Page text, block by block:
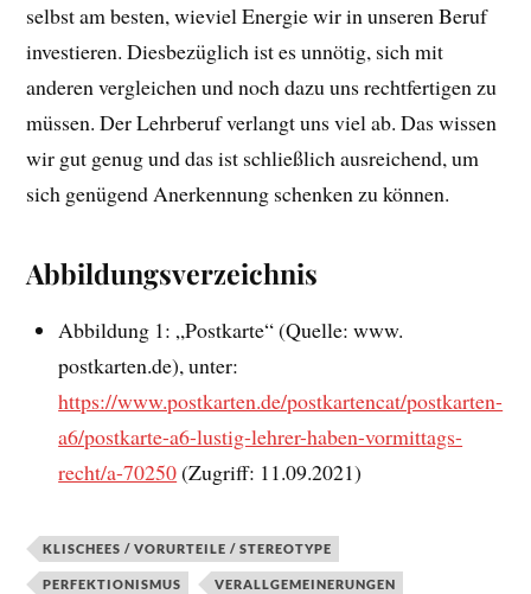
selbst am besten, wieviel Energie wir in unseren Beruf
investieren. Diesbezüglich ist es unnötig, sich mit
anderen vergleichen und noch dazu uns rechtfertigen zu
müssen. Der Lehrberuf verlangt uns viel ab. Das wissen
wir gut genug und das ist schließlich ausreichend, um
sich genügend Anerkennung schenken zu können.
Abbildungsverzeichnis
Abbildung 1: „Postkarte“ (Quelle: www.
postkarten.de), unter:
https://www.postkarten.de/postkartencat/postkarten-
a6/postkarte-a6-lustig-lehrer-haben-vormittags-
recht/a-70250(Zugriff: 11.09.2021)
KLISCHEES / VORURTEILE / STEREOTYPE
PERFEKTIONISMUS VERALLGEMEINERUNGEN